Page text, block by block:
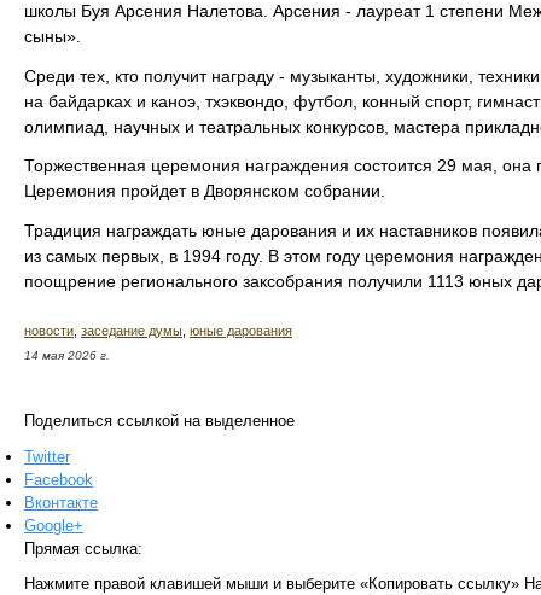
школы Буя Арсения Налетова. Арсения - лауреат 1 степени
сыны».
Среди тех, кто получит награду - музыканты, художники,
на байдарках и каноэ, тхэквондо, футбол, конный спорт,
олимпиад, научных и театральных конкурсов, мастера
Торжественная церемония награждения состоится 29 мая,
Церемония пройдет в Дворянском собрании.
Традиция награждать юные дарования и их наставников
из самых первых, в 1994 году. В этом году церемония
поощрение регионального заксобрания получили 1113 юных
новости заседание думы юные дарования
14 мая 2026 г.
Поделиться ссылкой на выделенное
Twitter
Facebook
Вконтакте
Google+
Прямая ссылка:
Нажмите правой клавишей мыши и выберите «Копировать ссылку»